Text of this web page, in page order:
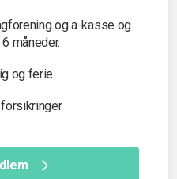
og a-kasse og
måneder.
og ferie